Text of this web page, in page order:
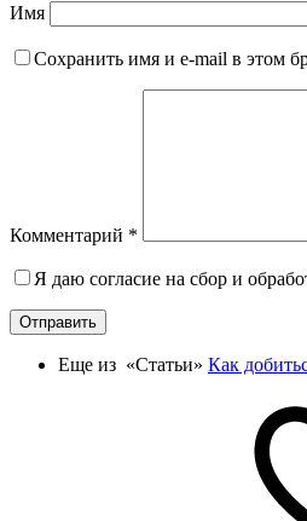
Имя
Сохранить имя и e-mail в этом
Комментарий *
Я даю согласие на сбор и
Отправить
Еще из «Статьи» Как